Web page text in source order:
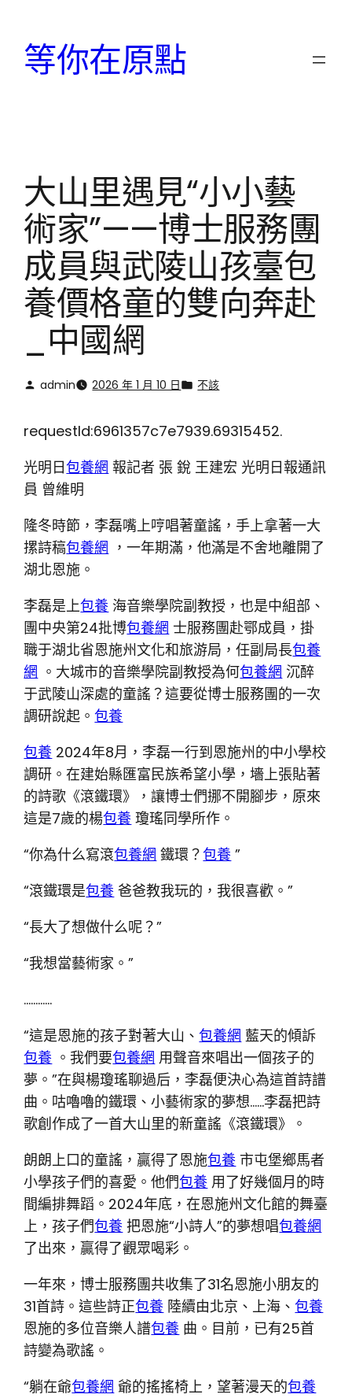
等你在原點
大山里遇見“小小藝
術家”——博士服務團
成員與武陵山孩臺包
養價格童的雙向奔赴
_中國網
admin 2026 年 1 月 10 日 不該
requestId:6961357c7e7939.69315452.
光明日包養網 報記者 張 銳 王建宏 光明日報通訊
員 曾維明
隆冬時節，李磊嘴上哼唱著童謠，手上拿著一大
摞詩稿包養網 ，一年期滿，他滿是不舍地離開了
湖北恩施。
李磊是上包養 海音樂學院副教授，也是中組部、
團中央第24批博包養網 士服務團赴鄂成員，掛
職于湖北省恩施州文化和旅游局，任副局長包養
網 。大城市的音樂學院副教授為何包養網 沉醉
于武陵山深處的童謠？這要從博士服務團的一次
調研說起。包養
包養 2024年8月，李磊一行到恩施州的中小學校
調研。在建始縣匯富民族希望小學，墻上張貼著
的詩歌《滾鐵環》，讓博士們挪不開腳步，原來
這是7歲的楊包養 瓊瑤同學所作。
“你為什么寫滾包養網 鐵環？包養 ”
“滾鐵環是包養 爸爸教我玩的，我很喜歡。”
“長大了想做什么呢？”
“我想當藝術家。”
…………
“這是恩施的孩子對著大山、包養網 藍天的傾訴
包養 。我們要包養網 用聲音來唱出一個孩子的
夢。”在與楊瓊瑤聊過后，李磊便決心為這首詩譜
曲。咕嚕嚕的鐵環、小藝術家的夢想……李磊把詩
歌創作成了一首大山里的新童謠《滾鐵環》。
朗朗上口的童謠，贏得了恩施包養 市屯堡鄉馬者
小學孩子們的喜愛。他們包養 用了好幾個月的時
間編排舞蹈。2024年底，在恩施州文化館的舞臺
上，孩子們包養 把恩施“小詩人”的夢想唱包養網
了出來，贏得了觀眾喝彩。
一年來，博士服務團共收集了31名恩施小朋友的
31首詩。這些詩正包養 陸續由北京、上海、包養
恩施的多位音樂人譜包養 曲。目前，已有25首
詩變為歌謠。
“躺在爺包養網 爺的搖搖椅上，望著漫天的包養